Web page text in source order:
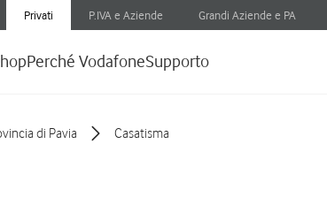
Privati P.IVA e Aziende Grandi Aziende e PA
Perché VodafoneSupporto
di Pavia Casatisma